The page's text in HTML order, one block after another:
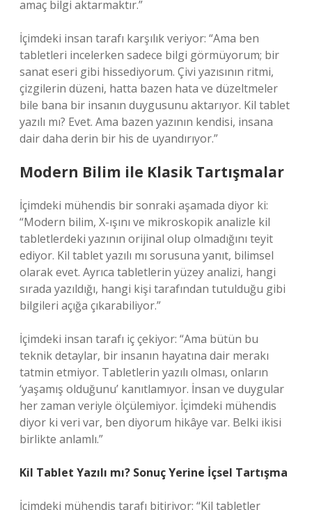
amaç bilgi aktarmaktır.”
İçimdeki insan tarafı karşılık veriyor: “Ama ben
tabletleri incelerken sadece bilgi görmüyorum; bir
sanat eseri gibi hissediyorum. Çivi yazısının ritmi,
çizgilerin düzeni, hatta bazen hata ve düzeltmeler
bile bana bir insanın duygusunu aktarıyor. Kil tablet
yazılı mı? Evet. Ama bazen yazının kendisi, insana
dair daha derin bir his de uyandırıyor.”
Modern Bilim ile Klasik Tartışmalar
İçimdeki mühendis bir sonraki aşamada diyor ki:
“Modern bilim, X-ışını ve mikroskopik analizle kil
tabletlerdeki yazının orijinal olup olmadığını teyit
ediyor. Kil tablet yazılı mı sorusuna yanıt, bilimsel
olarak evet. Ayrıca tabletlerin yüzey analizi, hangi
sırada yazıldığı, hangi kişi tarafından tutulduğu gibi
bilgileri açığa çıkarabiliyor.”
İçimdeki insan tarafı iç çekiyor: “Ama bütün bu
teknik detaylar, bir insanın hayatına dair merakı
tatmin etmiyor. Tabletlerin yazılı olması, onların
‘yaşamış olduğunu’ kanıtlamıyor. İnsan ve duygular
her zaman veriyle ölçülemiyor. İçimdeki mühendis
diyor ki veri var, ben diyorum hikâye var. Belki ikisi
birlikte anlamlı.”
Kil Tablet Yazılı mı? Sonuç Yerine İçsel Tartışma
İçimdeki mühendis tarafı bitiriyor: “Kil tabletler